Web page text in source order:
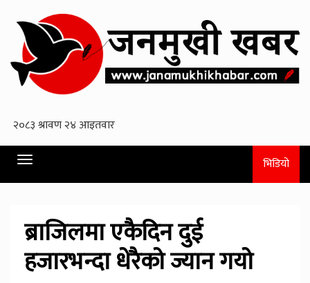
Toggle
navigation
भिडियो
ब्राजिलमा एकैदिन दुई
हजारभन्दा धेरैकाे ज्यान गयाे